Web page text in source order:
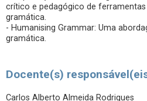
crítico e pedagógico de
gramática.
- Humanising Grammar: Uma
gramática.
Docente(s)
Carlos Alberto Almeida Rodrigues